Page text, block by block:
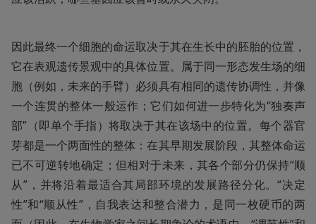
因此最终一个细胞的命运取决于其在生长中的胚胎的位置，
它在表观遗传景观中的具体位置。属于同一形态发生场的细
胞（例如，未来的手臂）必须具有相同的遗传协调性，并像
一个连贯的整体一般运作；它们如何进一步特化为“独奏声
部”（即单个手指）将取决于其在该场中的位置。每个器官
芽都是一个两面性的整体：在其早期发展阶段，其整体命运
已不可逆转地确定；但相对于未来，其各个部分仍保持“顺
从”，并将沿着最适合其局部环境的发展路径分化。“决定
性”和“顺从性”，自我表达和整合潜力，是同一枚硬币的两